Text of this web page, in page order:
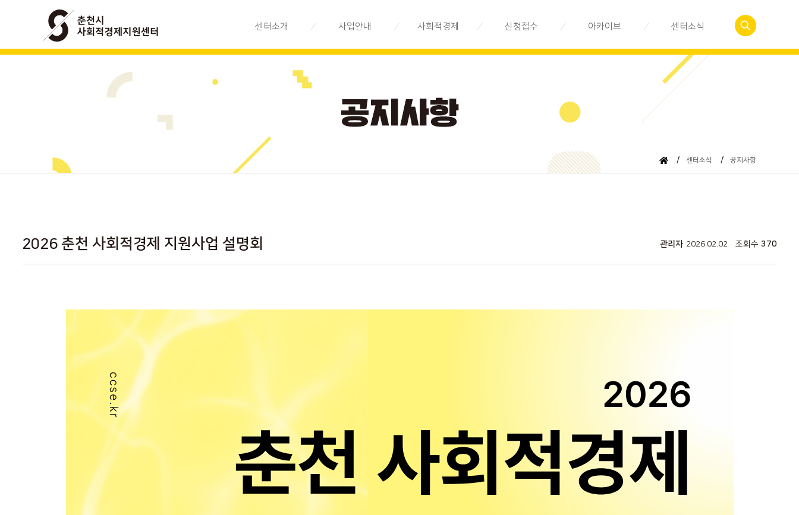
센터소개 사업안내 사회적경제 신청접수 아카이브 센터소식
사회적경제지원센터는
기업 발굴.육성
지속가능경영
사회적경제기업 지도
사회적경제기업 목록
사회적경제기업소식
공지사항
센터활동소식
/ 센터소식 / 공지사항
2026 춘천 사회적경제 지원사업 설명회 관리자 2026.02.02 조회수 370